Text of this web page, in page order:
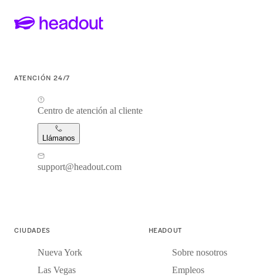
ATENCIÓN 24/7
Centro de atención al cliente
Llámanos
support@headout.com
CIUDADES
Nueva York
Las Vegas
HEADOUT
Sobre nosotros
Empleos